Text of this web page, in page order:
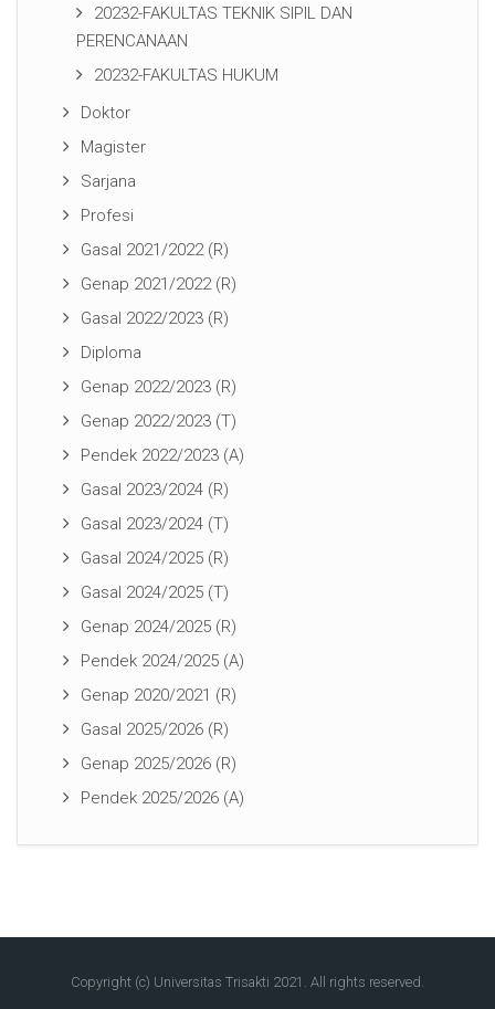
20232-FAKULTAS TEKNIK SIPIL DAN
PERENCANAAN
20232-FAKULTAS HUKUM
Doktor
Magister
Sarjana
Profesi
Gasal 2021/2022 (R)
Genap 2021/2022 (R)
Gasal 2022/2023 (R)
Diploma
Genap 2022/2023 (R)
Genap 2022/2023 (T)
Pendek 2022/2023 (A)
Gasal 2023/2024 (R)
Gasal 2023/2024 (T)
Gasal 2024/2025 (R)
Gasal 2024/2025 (T)
Genap 2024/2025 (R)
Pendek 2024/2025 (A)
Genap 2020/2021 (R)
Gasal 2025/2026 (R)
Genap 2025/2026 (R)
Pendek 2025/2026 (A)
Copyright (c) Universitas Trisakti 2021. All rights reserved.